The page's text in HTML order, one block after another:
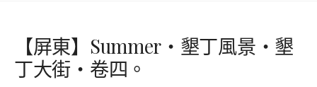
【屏東】Summer‧墾丁風景‧墾
丁大街‧卷四。